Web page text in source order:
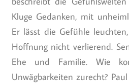
Kluge Gedanken, mit
Er lässt die Gefühle
Hoffnung nicht verlierend.
Ehe und Familie. Wie
Unwägbarkeiten zurecht?